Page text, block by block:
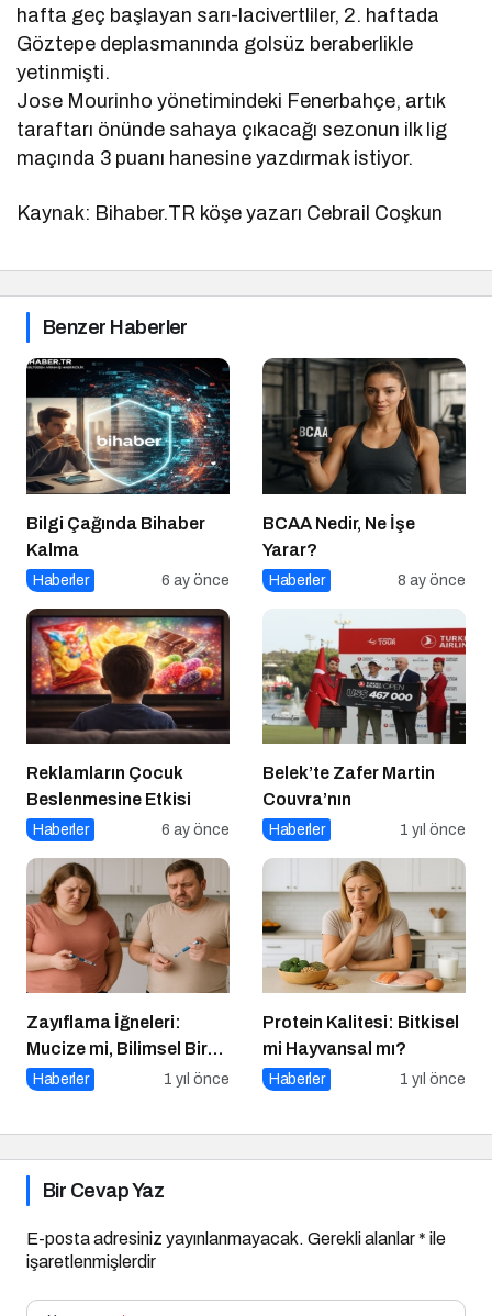
hafta geç başlayan sarı-lacivertliler, 2. haftada
Göztepe deplasmanında golsüz beraberlikle
yetinmişti.
Jose Mourinho yönetimindeki Fenerbahçe, artık
taraftarı önünde sahaya çıkacağı sezonun ilk lig
maçında 3 puanı hanesine yazdırmak istiyor.
Kaynak: Bihaber.TR köşe yazarı Cebrail Coşkun
Benzer Haberler
Bilgi Çağında Bihaber
Kalma
Haberler 6 ay önce
BCAA Nedir, Ne İşe
Yarar?
Haberler 8 ay önce
Reklamların Çocuk
Beslenmesine Etkisi
Haberler 6 ay önce
Belek’te Zafer Martin
Couvra’nın
Haberler 1 yıl önce
Zayıflama İğneleri:
Mucize mi, Bilimsel Bir
Araç mı?
Haberler 1 yıl önce
Protein Kalitesi: Bitkisel
mi Hayvansal mı?
Haberler 1 yıl önce
Bir Cevap Yaz
E-posta adresiniz yayınlanmayacak. Gerekli alanlar* ile
işaretlenmişlerdir